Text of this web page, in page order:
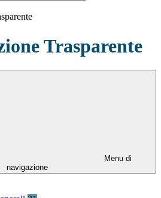
Trasparente
Menu di
navigazione